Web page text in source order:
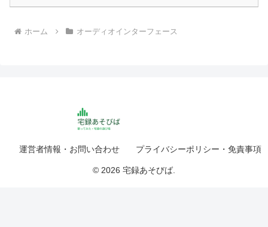
ホーム オーディオインターフェース
運営者情報・お問い合わせ プライバシーポリシー・免責事項
© 2026 宅録あそびば.